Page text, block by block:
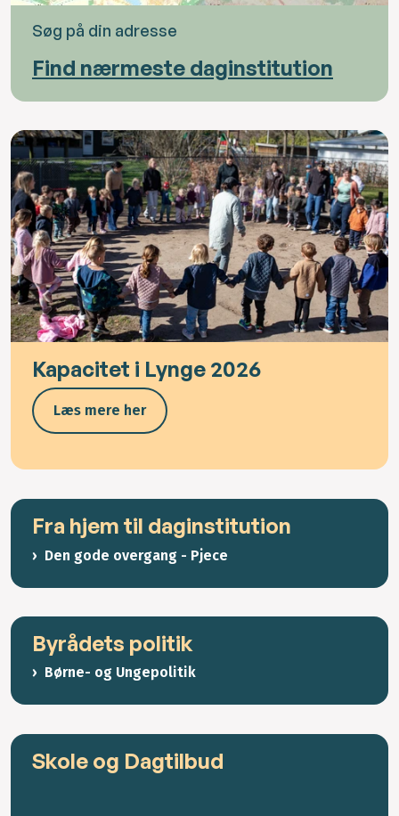
Søg på din adresse
Find nærmeste daginstitution
Kapacitet i Lynge 2026
Læs mere her
Fra hjem til daginstitution
Den gode overgang - Pjece
Byrådets politik
Børne- og Ungepolitik
Skole og Dagtilbud